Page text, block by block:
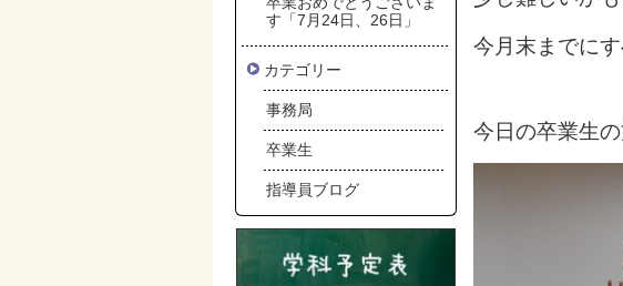
今月末までに
今日の卒業生
す「7月24日、26日」
カテゴリー
事務局
卒業生
指導員ブログ